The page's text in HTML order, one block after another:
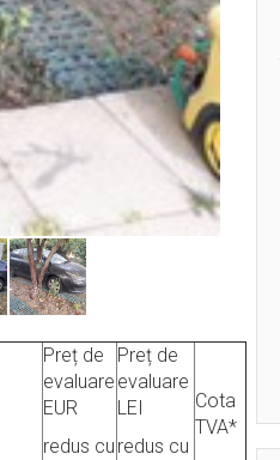
Preț de
evaluare
EUR
redus cu
Preț de
evaluare
LEI
redus cu
Cota
TVA*